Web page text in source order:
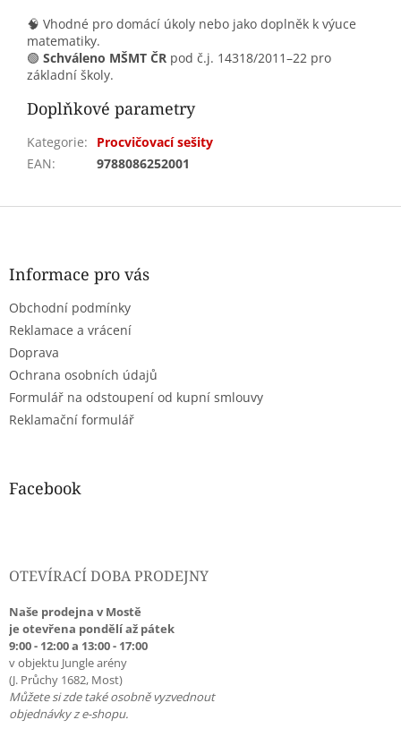
🧠 Vhodné pro domácí úkoly nebo jako doplněk k výuce
matematiky.
🟢 Schváleno MŠMT ČR pod č.j. 14318/2011–22 pro
základní školy.
Doplňkové parametry
Kategorie:
Procvičovací sešity
EAN: 9788086252001
Z
Informace pro vás
Obchodní podmínky
Reklamace a vrácení
Doprava
Ochrana osobních údajů
Formulář na odstoupení od kupní smlouvy
Reklamační formulář
Facebook
OTEVÍRACÍ DOBA PRODEJNY
Naše prodejna v Mostě
je otevřena pondělí až pátek
9:00 - 12:00 a 13:00 - 17:00
v objektu Jungle arény
(J. Průchy 1682, Most)
Můžete si zde také osobně vyzvednout
objednávky z e-shopu.